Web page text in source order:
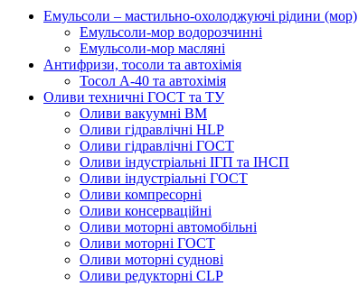
Емульсоли – мастильно-охолоджуючі рідини (мор)
Емульсоли-мор водорозчинні
Емульсоли-мор масляні
Антифризи, тосоли та автохімія
Тосол А-40 та автохімія
Оливи техничні ГОСТ та ТУ
Оливи вакуумні ВМ
Оливи гідравлічні HLP
Оливи гідравлічні ГОСТ
Оливи індустріальні ІГП та ІНСП
Оливи індустріальні ГОСТ
Оливи компресорні
Оливи консерваційні
Оливи моторні автомобільні
Оливи моторні ГОСТ
Оливи моторні суднові
Оливи редукторні CLP